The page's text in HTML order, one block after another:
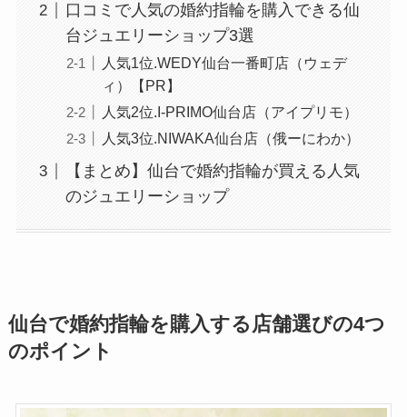
口コミで人気の婚約指輪を購入できる仙
台ジュエリーショップ3選
人気1位.WEDY仙台一番町店（ウェデ
ィ）【PR】
人気2位.I-PRIMO仙台店（アイプリモ）
人気3位.NIWAKA仙台店（俄ーにわか）
【まとめ】仙台で婚約指輪が買える人気
のジュエリーショップ
仙台で婚約指輪を購入する店舗選びの4つ
のポイント